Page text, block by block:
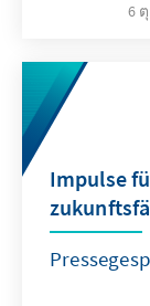
6
Impulse